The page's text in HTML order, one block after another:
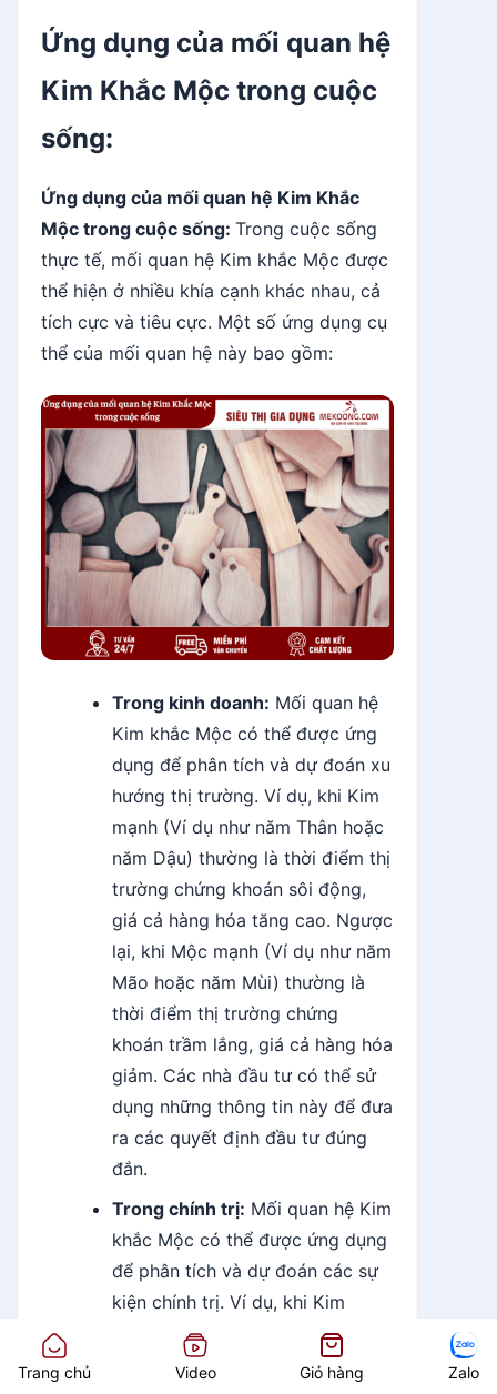
Ứng dụng của mối quan hệ
Kim Khắc Mộc trong cuộc
sống:
Ứng dụng của mối quan hệ Kim Khắc
Mộc trong cuộc sống: Trong cuộc sống
thực tế, mối quan hệ Kim khắc Mộc được
thể hiện ở nhiều khía cạnh khác nhau, cả
tích cực và tiêu cực. Một số ứng dụng cụ
thể của mối quan hệ này bao gồm:
Trong kinh doanh: Mối quan hệ
Kim khắc Mộc có thể được ứng
dụng để phân tích và dự đoán xu
hướng thị trường. Ví dụ, khi Kim
mạnh (Ví dụ như năm Thân hoặc
năm Dậu) thường là thời điểm thị
trường chứng khoán sôi động,
giá cả hàng hóa tăng cao. Ngược
lại, khi Mộc mạnh (Ví dụ như năm
Mão hoặc năm Mùi) thường là
thời điểm thị trường chứng
khoán trầm lắng, giá cả hàng hóa
giảm. Các nhà đầu tư có thể sử
dụng những thông tin này để đưa
ra các quyết định đầu tư đúng
đắn.
Trong chính trị: Mối quan hệ Kim
khắc Mộc có thể được ứng dụng
để phân tích và dự đoán các sự
kiện chính trị. Ví dụ, khi Kim
mạnh thường là thời điểm xảy ra
chiến tranh, xung đột, bạo loạn.
Trang chủ Video Giỏ hàng Zalo